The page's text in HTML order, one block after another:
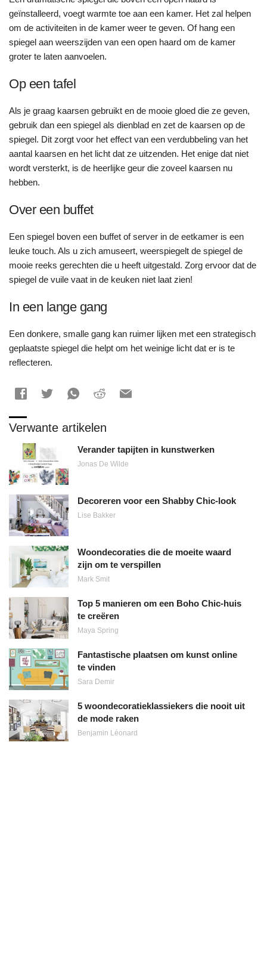
geïnstalleerd, voegt warmte toe aan een kamer. Het zal helpen
om de activiteiten in de kamer weer te geven. Of hang een
spiegel aan weerszijden van een open haard om de kamer
groter te laten aanvoelen.
Op een tafel
Als je graag kaarsen gebruikt en de mooie gloed die ze geven,
gebruik dan een spiegel als dienblad en zet de kaarsen op de
spiegel. Dit zorgt voor het effect van een verdubbeling van het
aantal kaarsen en het licht dat ze uitzenden. Het enige dat niet
wordt versterkt, is de heerlijke geur die zoveel kaarsen nu
hebben.
Over een buffet
Een spiegel boven een buffet of server in de eetkamer is een
leuke touch. Als u zich amuseert, weerspiegelt de spiegel de
mooie reeks gerechten die u heeft uitgestald. Zorg ervoor dat de
spiegel de vuile vaat in de keuken niet laat zien!
In een lange gang
Een donkere, smalle gang kan ruimer lijken met een strategisch
geplaatste spiegel die helpt om het weinige licht dat er is te
reflecteren.
Verwante artikelen
Verander tapijten in kunstwerken
Jonas De Wilde
Decoreren voor een Shabby Chic-look
Lise Bakker
Woondecoraties die de moeite waard
zijn om te verspillen
Mark Smit
Top 5 manieren om een Boho Chic-huis
te creëren
Maya Spring
Fantastische plaatsen om kunst online
te vinden
Sara Demir
5 woondecoratieklassiekers die nooit uit
de mode raken
Benjamin Léonard